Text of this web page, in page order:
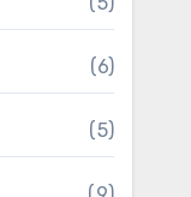
(6)
(5)